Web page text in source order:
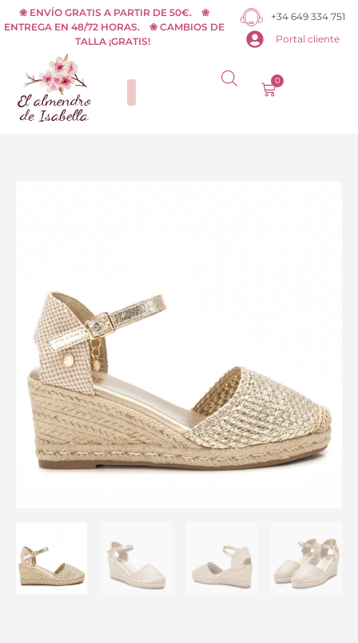
al
contenido
❀ ENVÍO GRATIS A PARTIR DE 50€. ❀
ENTREGA EN 48/72 HORAS. ❀ CAMBIOS DE
TALLA ¡GRATIS!
+34 649 334 751
Portal cliente
0
Carrito